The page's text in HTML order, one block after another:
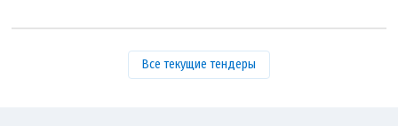
Все текущие тендеры